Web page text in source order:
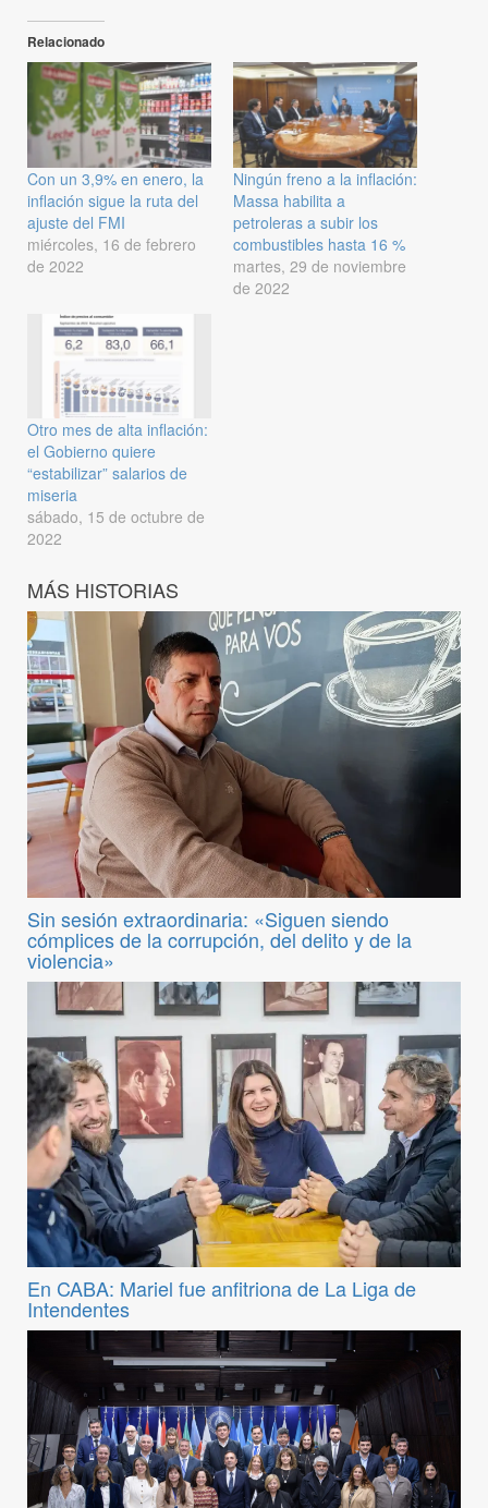
Relacionado
Con un 3,9% en enero, la
inflación sigue la ruta del
ajuste del FMI
miércoles, 16 de febrero
de 2022
Ningún freno a la inflación:
Massa habilita a
petroleras a subir los
combustibles hasta 16 %
martes, 29 de noviembre
de 2022
Otro mes de alta inflación:
el Gobierno quiere
“estabilizar” salarios de
miseria
sábado, 15 de octubre de
2022
MÁS HISTORIAS
Sin sesión extraordinaria: «Siguen siendo
cómplices de la corrupción, del delito y de la
violencia»
En CABA: Mariel fue anfitriona de La Liga de
Intendentes